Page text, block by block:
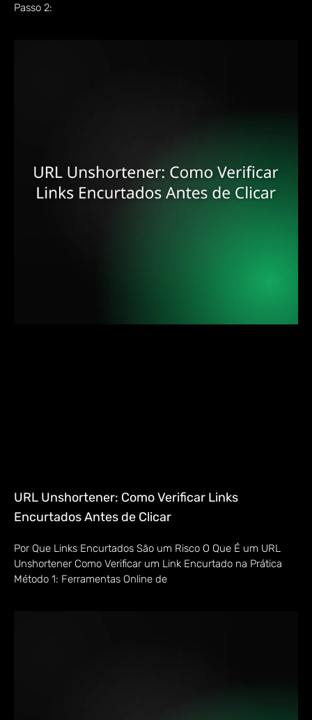
Passo 2:
URL Unshortener: Como Verificar Links
Encurtados Antes de Clicar
Por Que Links Encurtados São um Risco O Que É um URL
Unshortener Como Verificar um Link Encurtado na Prática
Método 1: Ferramentas Online de